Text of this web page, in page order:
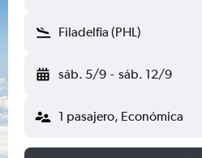
Filadelfia (PHL)
sáb. 5/9 - sáb. 12/9
1 pasajero, Económica